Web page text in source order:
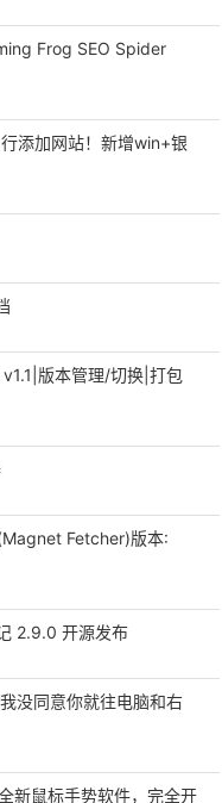
Frog SEO Spider
添加网站！新增win+银
版本管理/切换|打包
Fetcher)版本:
2.9.0 开源发布
没同意你就往电脑和右
新鼠标手势软件，完全开